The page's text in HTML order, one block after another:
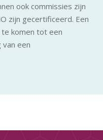
ook commissies zijn
zijn gecertificeerd. Een
komen tot een
van een